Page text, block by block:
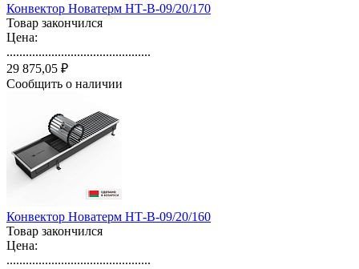
Конвектор Новатерм НТ-В-09/20/170
Товар закончился
Цена:
.............................................
29 875,05 ₽
Сообщить о наличии
Конвектор Новатерм НТ-В-09/20/160
Товар закончился
Цена:
.............................................